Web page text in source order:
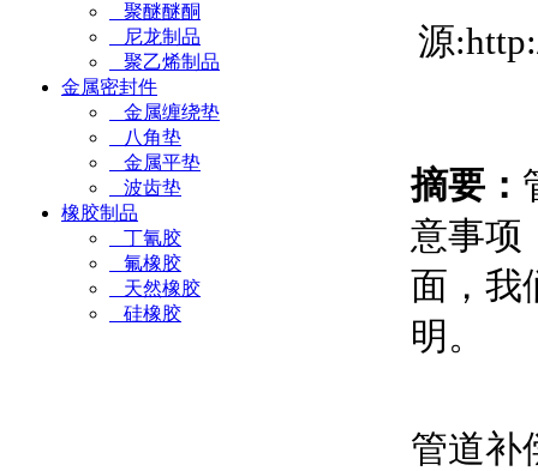
聚醚醚酮
尼龙制品
聚乙烯制品
金属密封件
金属缠绕垫
八角垫
金属平垫
波齿垫
橡胶制品
丁氰胶
氟橡胶
天然橡胶
硅橡胶
源
摘要：
意事项
面，我
明。
管道补